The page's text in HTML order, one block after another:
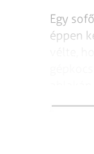
Egy
éppen